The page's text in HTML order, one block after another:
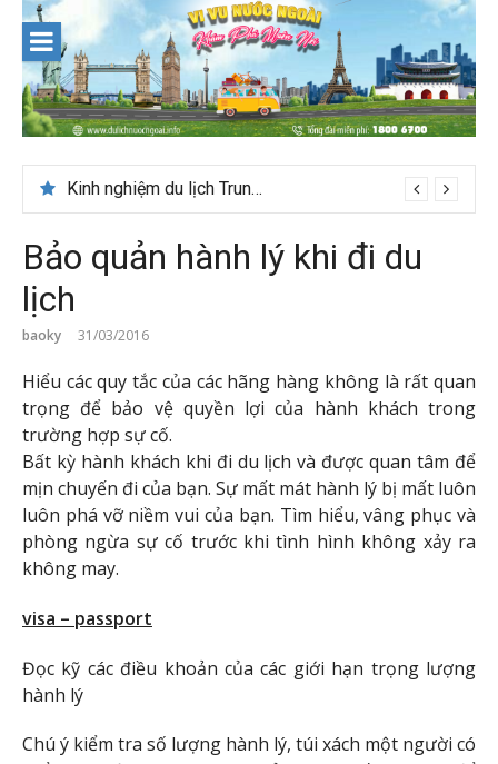
content
Kinh nghiệm du lịch Trung Á lần đầu cho khách Việt
Bảo quản hành lý khi đi du
lịch
baoky 31/03/2016
Hiểu các quy tắc của các hãng hàng không là rất quan
trọng để bảo vệ quyền lợi của hành khách trong
trường hợp sự cố.
Bất kỳ hành khách khi đi du lịch và được quan tâm để
mịn chuyến đi của bạn. Sự mất mát hành lý bị mất luôn
luôn phá vỡ niềm vui của bạn. Tìm hiểu, vâng phục và
phòng ngừa sự cố trước khi tình hình không xảy ra
không may.
visa – passport
Đọc kỹ các điều khoản của các giới hạn trọng lượng
hành lý
Chú ý kiểm tra số lượng hành lý, túi xách một người có